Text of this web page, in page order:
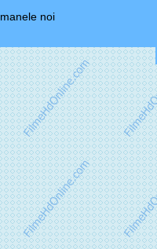
manele noi